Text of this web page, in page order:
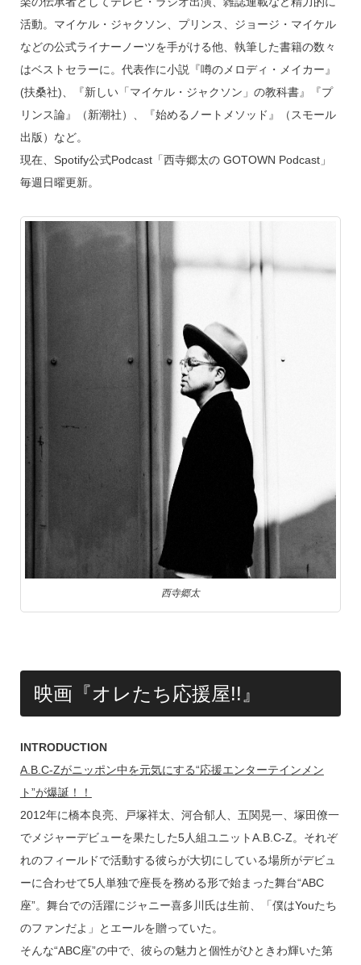
活動。マイケル・ジャクソン、プリンス、ジョージ・マイケル
などの公式ライナーノーツを手がける他、執筆した書籍の数々
はベストセラーに。代表作に小説『噂のメロディ・メイカー』
(扶桑社)、『新しい「マイケル・ジャクソン」の教科書』『プ
リンス論』（新潮社）、『始めるノートメソッド』（スモール
出版）など。
現在、Spotify公式Podcast「西寺郷太の GOTOWN Podcast」
毎週日曜更新。
西寺郷太
映画『オレたち応援屋!!』
INTRODUCTION
A.B.C-Zがニッポン中を元気にする“応援エンターテインメン
ト”が爆誕！！
2012年に橋本良亮、戸塚祥太、河合郁人、五関晃一、塚田僚一
でメジャーデビューを果たした5人組ユニットA.B.C-Z。それぞ
れのフィールドで活動する彼らが大切にしている場所がデビュ
ーに合わせて5人単独で座長を務める形で始まった舞台“ABC
座”。舞台での活躍にジャニー喜多川氏は生前、「僕はYouたち
のファンだよ」とエールを贈っていた。
そんな“ABC座”の中で、彼らの魅力と個性がひときわ輝いた第